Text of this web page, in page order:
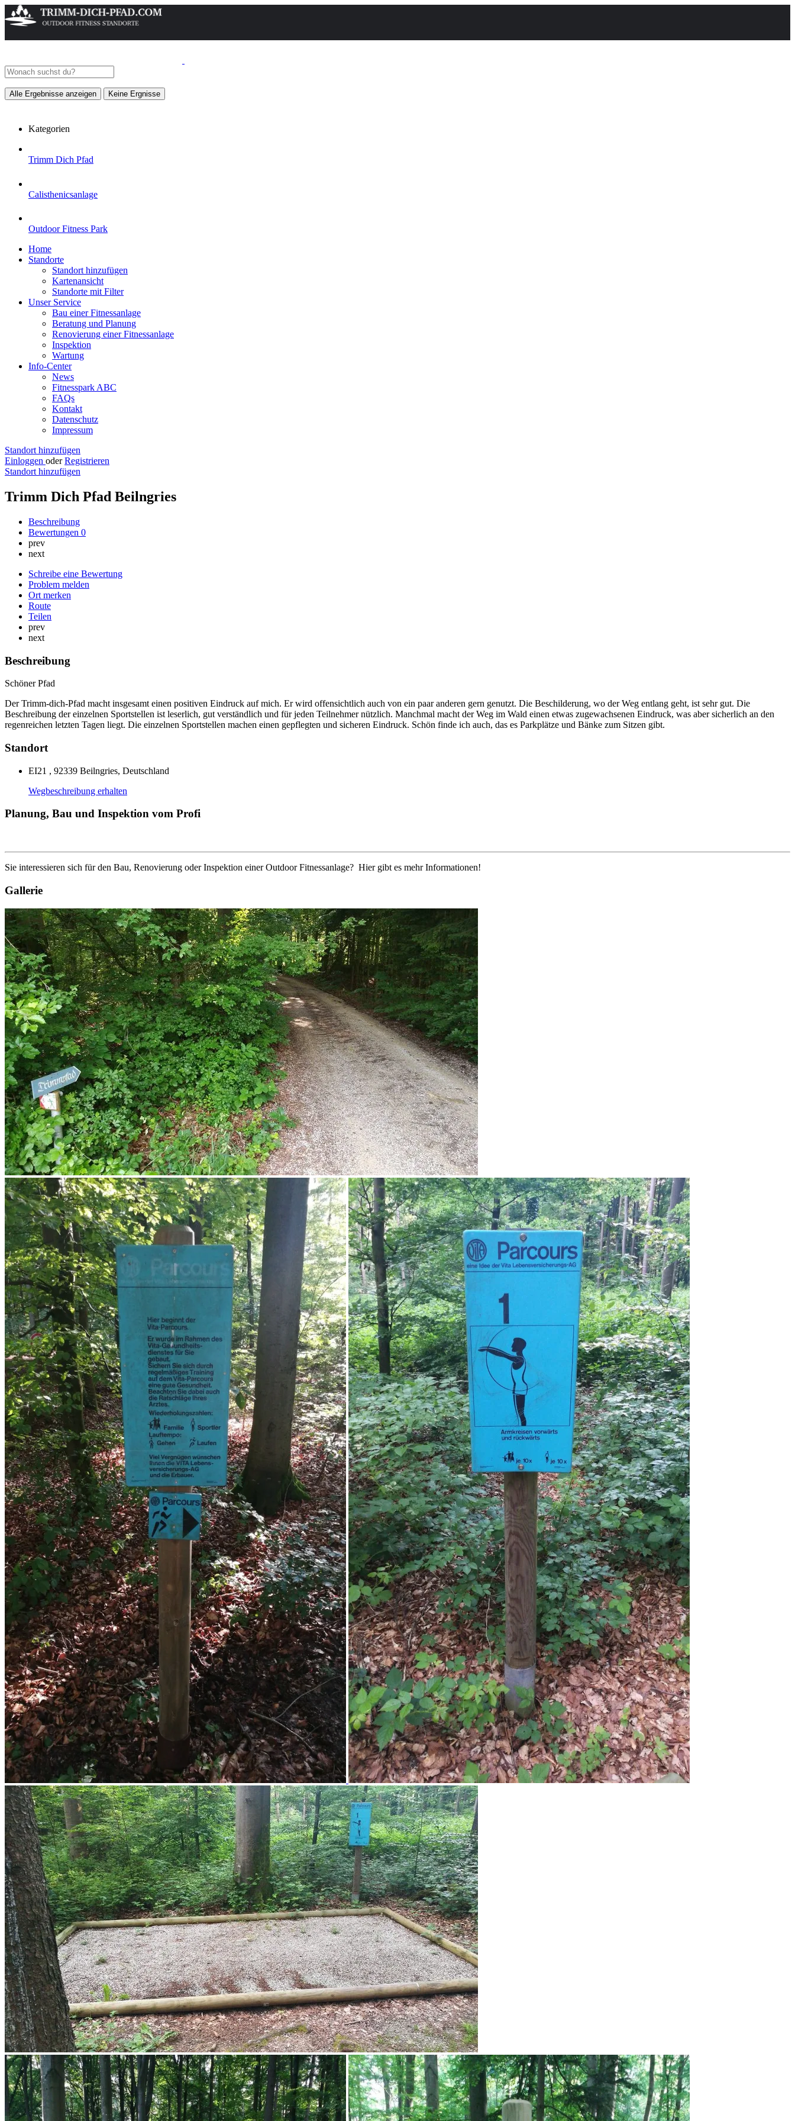
Alle Ergebnisse anzeigen Keine Ergnisse
Kategorien
Trimm Dich Pfad
Calisthenicsanlage
Outdoor Fitness Park
Home
Standorte
Standort hinzufügen
Kartenansicht
Standorte mit Filter
Unser Service
Bau einer Fitnessanlage
Beratung und Planung
Renovierung einer Fitnessanlage
Inspektion
Wartung
Info-Center
News
Fitnesspark ABC
FAQs
Kontakt
Datenschutz
Impressum
Standort hinzufügen
Einloggen oder Registrieren
Standort hinzufügen
Trimm Dich Pfad Beilngries
Beschreibung
Bewertungen 0
prev
next
Schreibe eine Bewertung
Problem melden
Ort merken
Route
Teilen
prev
next
Beschreibung
Schöner Pfad
Der Trimm-dich-Pfad macht insgesamt einen positiven Eindruck auf mich. Er wird offensichtlich auch von ein paar anderen gern genutzt. Die Beschilderung, wo der Weg entlang geht, ist sehr gut. Die
Beschreibung der einzelnen Sportstellen ist leserlich, gut verständlich und für jeden Teilnehmer nützlich. Manchmal macht der Weg im Wald einen etwas zugewachsenen Eindruck, was aber sicherlich an den
regenreichen letzten Tagen liegt. Die einzelnen Sportstellen machen einen gepflegten und sicheren Eindruck. Schön finde ich auch, das es Parkplätze und Bänke zum Sitzen gibt.
Standort
EI21 , 92339 Beilngries, Deutschland
Wegbeschreibung erhalten
Planung, Bau und Inspektion vom Profi
Sie interessieren sich für den Bau, Renovierung oder Inspektion einer Outdoor Fitnessanlage? Hier gibt es mehr Informationen!
Gallerie